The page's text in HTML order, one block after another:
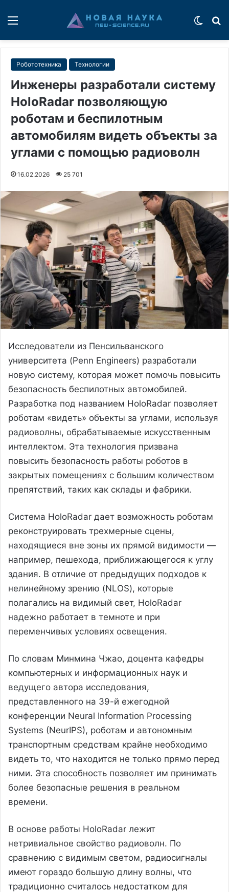
Робототехника Технологии
Инженеры разработали систему
HoloRadar позволяющую
роботам и беспилотным
автомобилям видеть объекты за
углами с помощью радиоволн
16.02.2026 25 701
Исследователи из Пенсильванского
университета (Penn Engineers) разработали
новую систему, которая может помочь повысить
безопасность беспилотных автомобилей.
Разработка под названием HoloRadar позволяет
роботам «видеть» объекты за углами, используя
радиоволны, обрабатываемые искусственным
интеллектом. Эта технология призвана
повысить безопасность работы роботов в
закрытых помещениях с большим количеством
препятствий, таких как склады и фабрики.
Система HoloRadar дает возможность роботам
реконструировать трехмерные сцены,
находящиеся вне зоны их прямой видимости —
например, пешехода, приближающегося к углу
здания. В отличие от предыдущих подходов к
нелинейному зрению (NLOS), которые
полагались на видимый свет, HoloRadar
надежно работает в темноте и при
переменчивых условиях освещения.
По словам Минмина Чжао, доцента кафедры
компьютерных и информационных наук и
ведущего автора исследования,
представленного на 39-й ежегодной
конференции Neural Information Processing
Systems (NeurIPS), роботам и автономным
транспортным средствам крайне необходимо
видеть то, что находится не только прямо перед
ними. Эта способность позволяет им принимать
более безопасные решения в реальном
времени.
В основе работы HoloRadar лежит
нетривиальное свойство радиоволн. По
сравнению с видимым светом, радиосигналы
имеют гораздо большую длину волны, что
традиционно считалось недостатком для